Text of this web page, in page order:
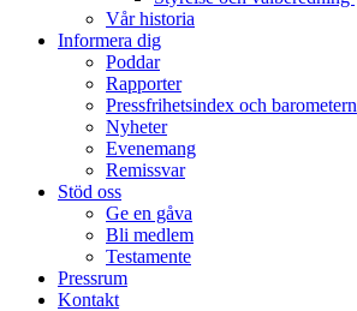
Vår historia
Informera dig
Poddar
Rapporter
Pressfrihetsindex och barometern
Nyheter
Evenemang
Remissvar
Stöd oss
Ge en gåva
Bli medlem
Testamente
Pressrum
Kontakt